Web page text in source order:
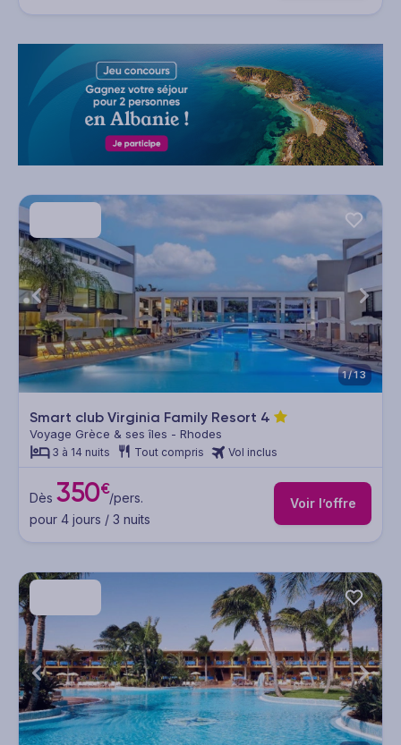
1/13
Smart club Virginia Family Resort 4
Voyage Grèce & ses îles - Rhodes
3 à 14 nuits Tout compris Vol inclus
Dès 350€/pers.
pour 4 jours / 3 nuits
Voir l’offre